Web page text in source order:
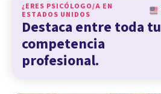
¿ERES PSICÓLOGO/A EN
ESTADOS UNIDOS
Destaca entre toda tu
competencia
profesional.